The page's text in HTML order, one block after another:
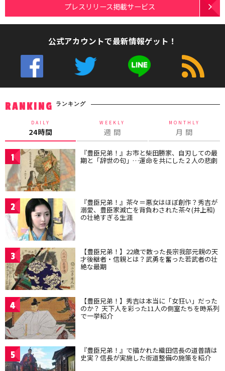
プレスリリース掲載サービス
公式アカウントで最新情報ゲット！
RANKING ランキング
DAILY
24時間
WEEKLY
週 間
MONTHLY
月 間
1 『豊臣兄弟！』お市と柴田勝家、自刃しての最
期と「辞世の句」…運命を共にした２人の悲劇
2 『豊臣兄弟！』茶々＝悪女はほぼ創作？秀吉が
溺愛、豊臣家滅亡を背負わされた茶々(井上和)
の壮絶すぎる生涯
3 【豊臣兄弟！】22歳で散った長宗我部元親の天
才後継者・信親とは？武勇を奮った若武者の壮
絶な最期
4 【豊臣兄弟！】秀吉は本当に「女狂い」だった
のか？ 天下人を彩った11人の側室たちを時系列
で一挙紹介
5 『豊臣兄弟！』で描かれた織田信長の道普請は
史実？信長が実施した街道整備の施策を紹介